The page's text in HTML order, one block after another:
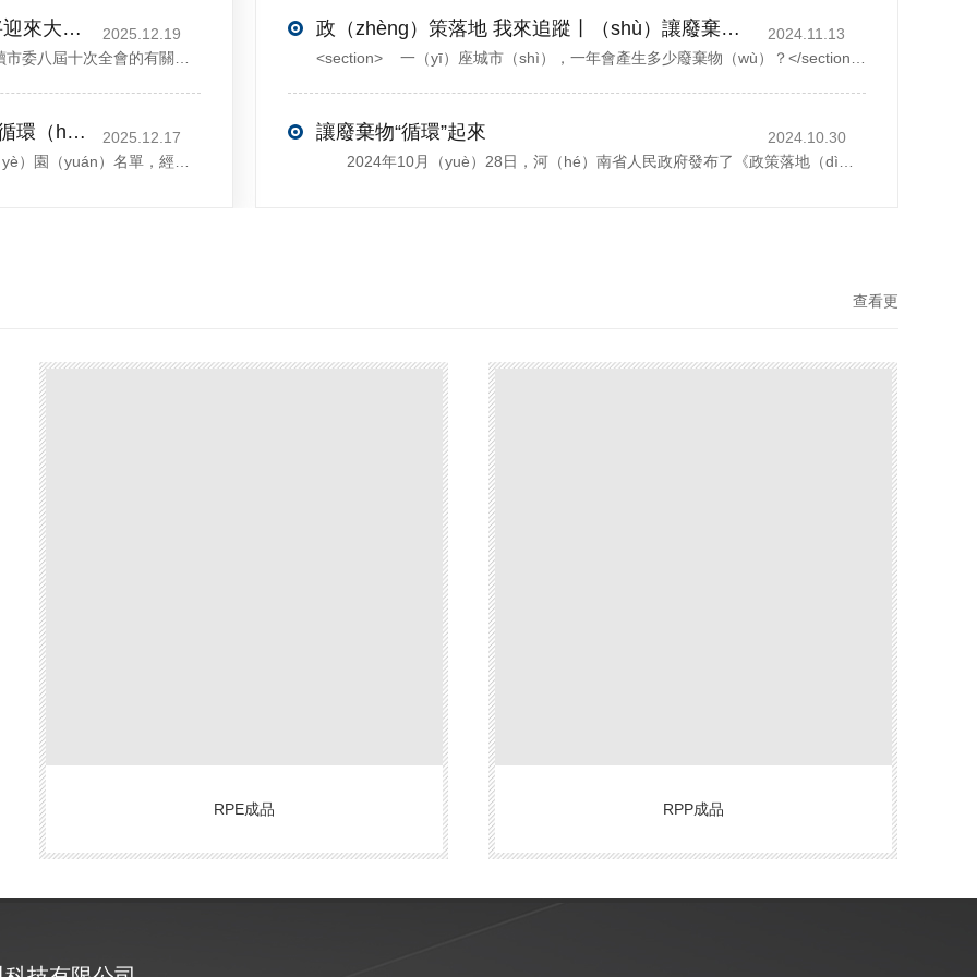
打造產業“五（wǔ）城”，許昌這些領域將迎來大（dà）發展！
2025.12.19
喜訊！鄢（yān）陵縣首家園區獲評省級循環（huán）再生工業園
2025.12.17
政（zhèng）策落地 我來追蹤丨（shù）讓廢棄物“循環”起來（lái）
2024.11.13
讓廢棄物“循環”起來
2024.10.30
查看更
RPE成品 RPP成品